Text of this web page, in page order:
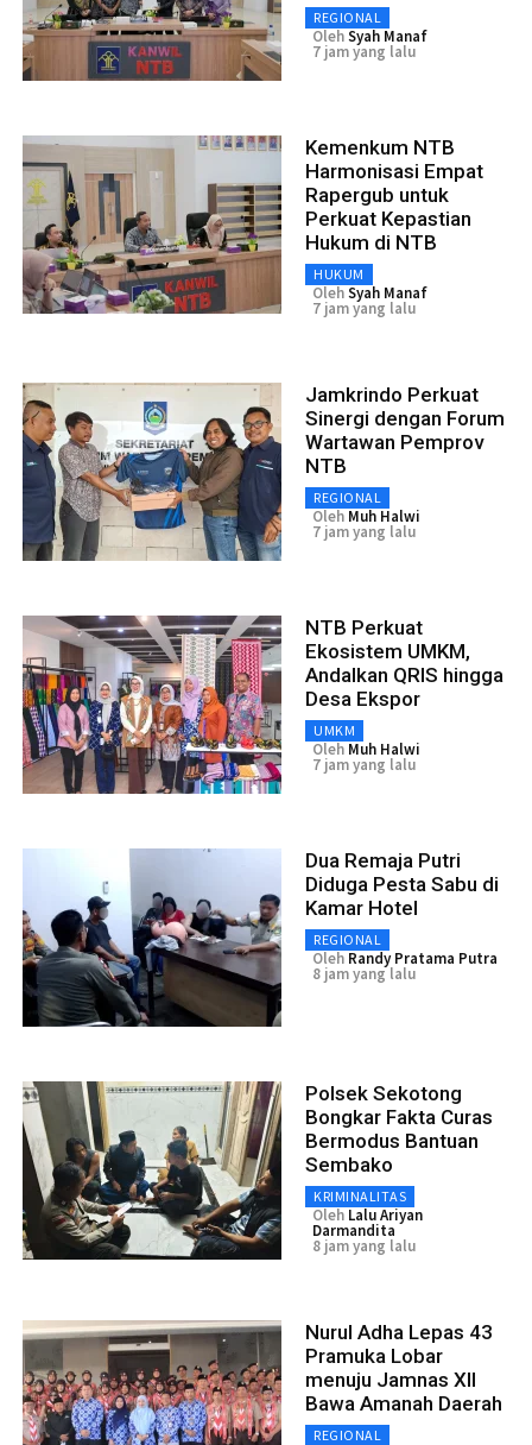
REGIONAL
OlehSyah Manaf
7 jam yang lalu
Kemenkum NTB
Harmonisasi Empat
Rapergub untuk
Perkuat Kepastian
Hukum di NTB
HUKUM
OlehSyah Manaf
7 jam yang lalu
Jamkrindo Perkuat
Sinergi dengan Forum
Wartawan Pemprov
NTB
REGIONAL
Oleh Muh Halwi
7 jam yang lalu
NTB Perkuat
Ekosistem UMKM,
Andalkan QRIS hingga
Desa Ekspor
UMKM
Oleh Muh Halwi
7 jam yang lalu
Dua Remaja Putri
Diduga Pesta Sabu di
Kamar Hotel
REGIONAL
Oleh Randy Pratama Putra
8 jam yang lalu
Polsek Sekotong
Bongkar Fakta Curas
Bermodus Bantuan
Sembako
KRIMINALITAS
Oleh Lalu Ariyan
Darmandita
8 jam yang lalu
Nurul Adha Lepas 43
Pramuka Lobar
menuju Jamnas XII
Bawa Amanah Daerah
REGIONAL